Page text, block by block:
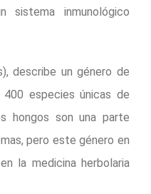
sistema inmunológico
describe un género de
especies únicas de
hongos son una parte
pero este género en
la medicina herbolaria